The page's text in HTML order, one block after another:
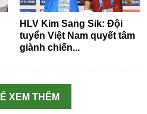
HLV Kim Sang Sik: Đội
tuyển Việt Nam quyết tâm
giành chiến...
XEM THÊM